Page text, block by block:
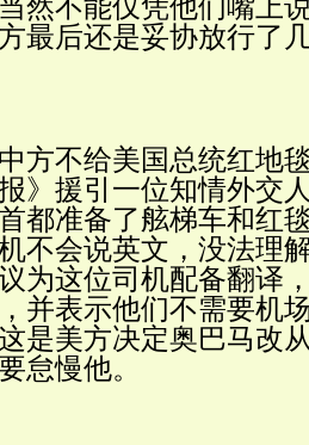
然不能仅凭他们嘴上
最后还是妥协放行了
方不给美国总统红地
》援引一位知情外交
都准备了舷梯车和红
不会说英文，没法理
为这位司机配备翻译
并表示他们不需要机
是美方决定奥巴马改
怠慢他。